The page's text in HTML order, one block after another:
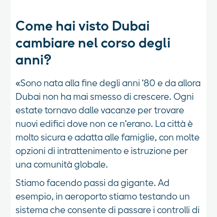
Come hai visto Dubai
cambiare nel corso degli
anni?
«Sono nata alla fine degli anni '80 e da allora
Dubai non ha mai smesso di crescere. Ogni
estate tornavo dalle vacanze per trovare
nuovi edifici dove non ce n'erano. La città è
molto sicura e adatta alle famiglie, con molte
opzioni di intrattenimento e istruzione per
una comunità globale.
Stiamo facendo passi da gigante. Ad
esempio, in aeroporto stiamo testando un
sistema che consente di passare i controlli di